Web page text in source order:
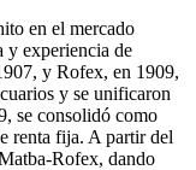
en el mercado
y experiencia de
y Rofex, en 1909,
y se unificaron
se consolidó como
renta fija. A partir del
Rofex, dando